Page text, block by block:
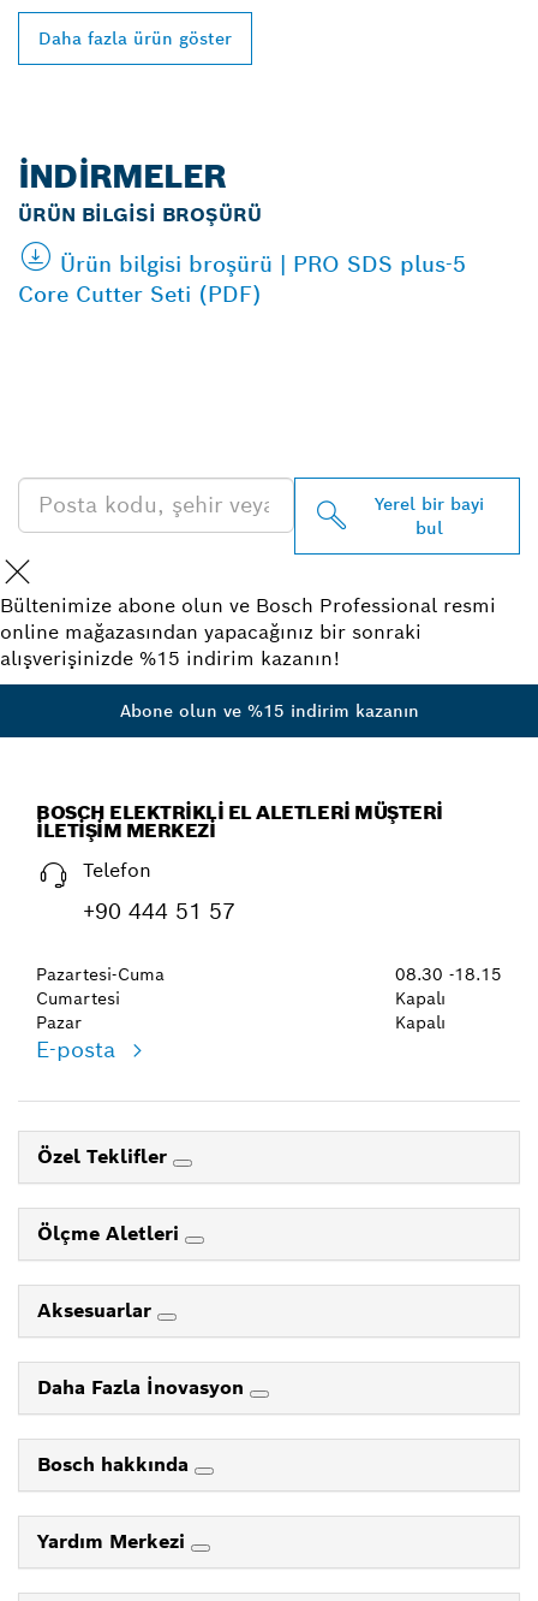
Daha fazla ürün göster
İNDIRMELER
ÜRÜN BILGISI BROŞÜRÜ
Ürün bilgisi broşürü | PRO SDS plus-5
Core Cutter Seti (PDF)
Yerel bir bayi
bul
Bültenimize abone olun ve Bosch Professional resmi
online mağazasından yapacağınız bir sonraki
alışverişinizde %15 indirim kazanın!
Abone olun ve %15 indirim kazanın
BOSCH ELEKTRIKLI EL ALETLERI MÜŞTERI
İLETIŞIM MERKEZI
Telefon
+90 444 51 57
Pazartesi-Cuma
Cumartesi
Pazar
08.30 -18.15
Kapalı
Kapalı
E-posta
Özel Teklifler
Ölçme Aletleri
Aksesuarlar
Daha Fazla İnovasyon
Bosch hakkında
Yardım Merkezi